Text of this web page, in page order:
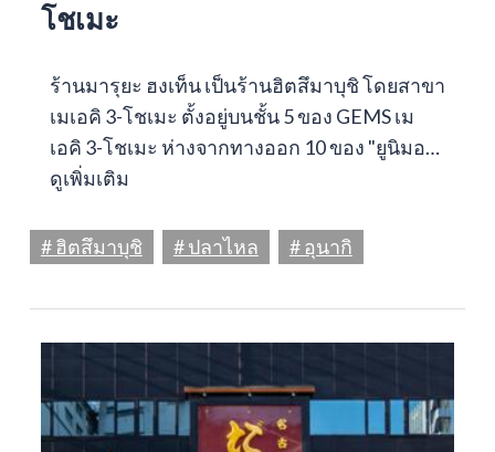
โชเมะ
ร้านมารุยะ ฮงเท็น เป็นร้านฮิตสึมาบุชิ โดยสาขา
เมเอคิ 3-โชเมะ ตั้งอยู่บนชั้น 5 ของ GEMS เม
เอคิ 3-โชเมะ ห่างจากทางออก 10 ของ "ยูนิมอ…
ดูเพิ่มเติม
# ฮิตสึมาบุชิ # ปลาไหล # อุนากิ